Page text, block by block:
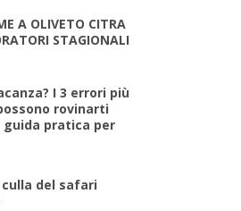
A OLIVETO CITRA
STAGIONALI
I 3 errori più
rovinarti
guida pratica per
del safari